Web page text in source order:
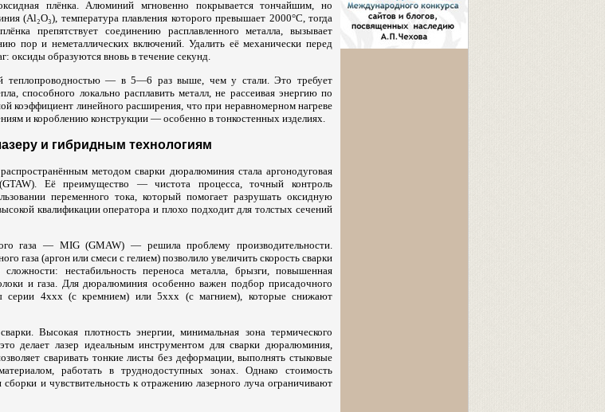
плёнка. Алюминий мгновенно покрывается тончайшим, но
(Al₂O₃), температура плавления которого превышает 2000°C, тогда
препятствует соединению расплавленного металла, вызывает
пор и неметаллических включений. Удалить её механически перед
оксиды образуются вновь в течение секунд.
теплопроводностью — в 5—6 раз выше, чем у стали. Это требует
способного локально расплавить металл, не рассеивая энергию по
коэффициент линейного расширения, что при неравномерном нагреве
и короблению конструкции — особенно в тонкостенных изделиях.
и гибридным технологиям
методом сварки дюралюминия стала аргонодуговая
Её преимущество — чистота процесса, точный контроль
переменного тока, который помогает разрушать оксидную
квалификации оператора и плохо подходит для толстых сечений
газа — MIG (GMAW) — решила проблему производительности.
газа (аргон или смеси с гелием) позволило увеличить скорость сварки
нестабильность переноса металла, брызги, повышенная
и газа. Для дюралюминия особенно важен подбор присадочного
серии 4xxx (с кремнием) или 5xxx (с магнием), которые снижают
Высокая плотность энергии, минимальная зона термического
делает лазер идеальным инструментом для сварки дюралюминия,
сваривать тонкие листы без деформации, выполнять стыковые
работать в труднодоступных зонах. Однако стоимость
и чувствительность к отражению лазерного луча ограничивают